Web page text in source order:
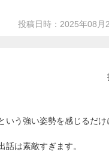
投稿日時：2025年08月
う強い姿勢を感じるだ
は素敵すぎます。